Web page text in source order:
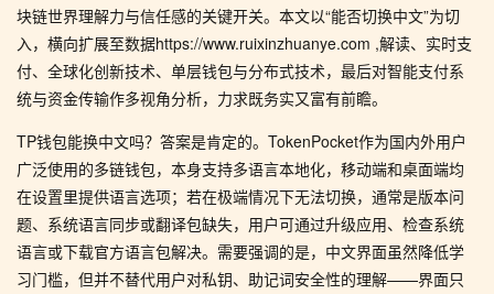
块链世界理解力与信任感的关键开关。本文以“能否切换中文”为切
入，横向扩展至数据https://www.ruixinzhuanye.com ,解读、实时支
付、全球化创新技术、单层钱包与分布式技术，最后对智能支付系
统与资金传输作多视角分析，力求既务实又富有前瞻。
TP钱包能换中文吗？答案是肯定的。TokenPocket作为国内外用户
广泛使用的多链钱包，本身支持多语言本地化，移动端和桌面端均
在设置里提供语言选项；若在极端情况下无法切换，通常是版本问
题、系统语言同步或翻译包缺失，用户可通过升级应用、检查系统
语言或下载官方语言包解决。需要强调的是，中文界面虽然降低学
习门槛，但并不替代用户对私钥、助记词安全性的理解——界面只